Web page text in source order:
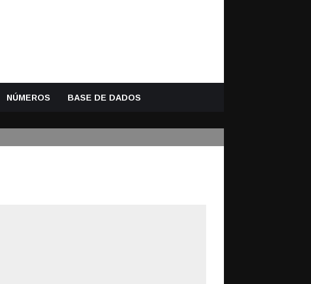
NÚMEROS BASE DE DADOS